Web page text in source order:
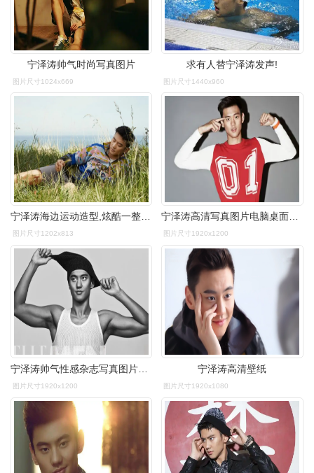
宁泽涛帅气时尚写真图片
图片尺寸1024x669
求有人替宁泽涛发声!
图片尺寸1440x960
宁泽涛海边运动造型,炫酷一整个夏天!
图片尺寸1202x813
宁泽涛高清写真图片电脑桌面壁纸宽屏下载
图片尺寸1920x1200
图片尺寸1920x1200
宁泽涛高清壁纸
图片尺寸1920x1080